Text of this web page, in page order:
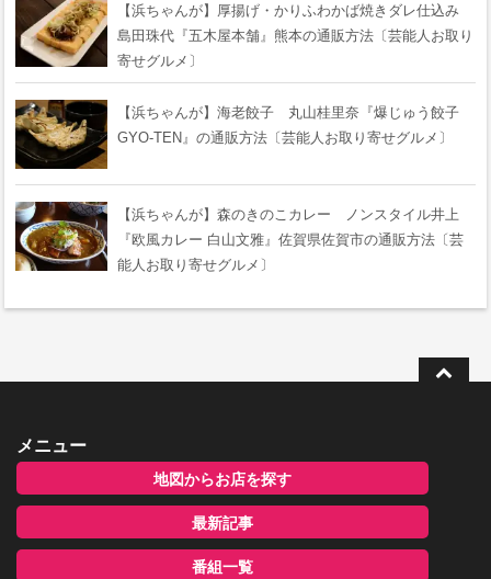
【浜ちゃんが】厚揚げ・かりふわかば焼きダレ仕込み
島田珠代『五木屋本舗』熊本の通販方法〔芸能人お取り
寄せグルメ〕
【浜ちゃんが】海老餃子 丸山桂里奈『爆じゅう餃子
GYO-TEN』の通販方法〔芸能人お取り寄せグルメ〕
【浜ちゃんが】森のきのこカレー ノンスタイル井上
『欧風カレー 白山文雅』佐賀県佐賀市の通販方法〔芸
能人お取り寄せグルメ〕
メニュー
地図からお店を探す
最新記事
番組一覧